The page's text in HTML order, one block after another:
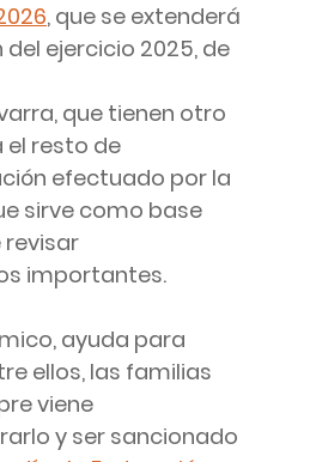
, que se extenderá
ejercicio 2025, de
que tienen otro
el resto de
efectuado por la
sirve como base
importantes.
, ayuda para
ellos, las familias
viene
y ser sancionado